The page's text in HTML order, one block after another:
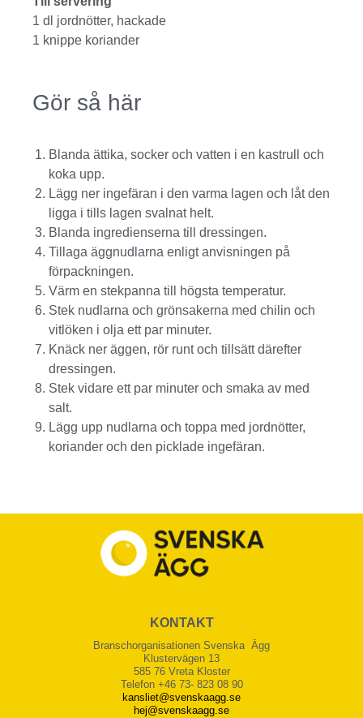
1 dl jordnötter, hackade
1 knippe koriander
Gör så här
Blanda ättika, socker och vatten i en kastrull och
koka upp.
Lägg ner ingefäran i den varma lagen och låt den
ligga i tills lagen svalnat helt.
Blanda ingredienserna till dressingen.
Tillaga äggnudlarna enligt anvisningen på
förpackningen.
Värm en stekpanna till högsta temperatur.
Stek nudlarna och grönsakerna med chilin och
vitlöken i olja ett par minuter.
Knäck ner äggen, rör runt och tillsätt därefter
dressingen.
Stek vidare ett par minuter och smaka av med
salt.
Lägg upp nudlarna och toppa med jordnötter,
koriander och den picklade ingefäran.
KONTAKT
Branschorganisationen Svenska Ägg
Klustervägen 13
585 76 Vreta Kloster
Telefon +46 73- 823 08 90
kansliet@svenskaagg.se
hej@svenskaagg.se